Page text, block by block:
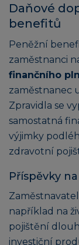
Daňové
benefitů
Peněžní
zaměstnanci
finančního
zaměstnanec
Zpravidla se
samostatná
výjimky
zdravotní
Příspěvky
například na
pojištění
investiční